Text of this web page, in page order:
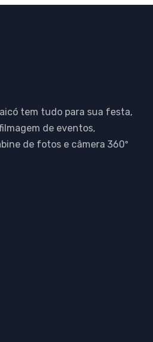
tem tudo para sua festa,
de eventos,
de fotos e câmera 360º